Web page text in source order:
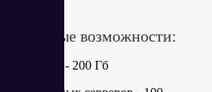
Ключевые возможности:
Диск SSD - 200 Гб